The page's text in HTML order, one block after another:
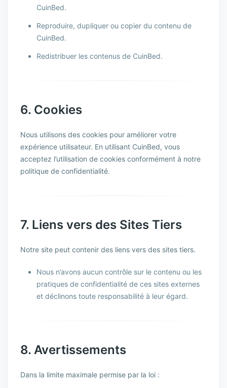
CuinBed.
Reproduire, dupliquer ou copier du contenu de
CuinBed.
Redistribuer les contenus de CuinBed.
6. Cookies
Nous utilisons des cookies pour améliorer votre
expérience utilisateur. En utilisant CuinBed, vous
acceptez l’utilisation de cookies conformément à notre
politique de confidentialité.
7. Liens vers des Sites Tiers
Notre site peut contenir des liens vers des sites tiers.
Nous n’avons aucun contrôle sur le contenu ou les
pratiques de confidentialité de ces sites externes
et déclinons toute responsabilité à leur égard.
8. Avertissements
Dans la limite maximale permise par la loi :